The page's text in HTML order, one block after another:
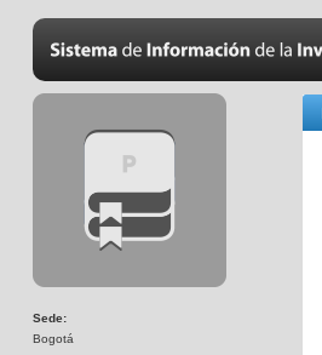
Sede:
Bogotá